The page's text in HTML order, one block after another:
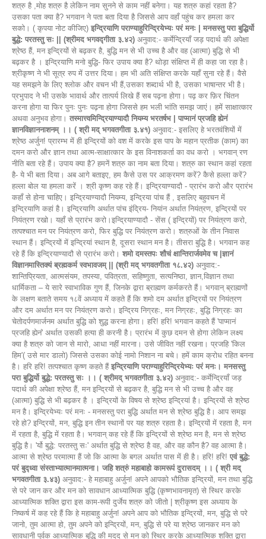
शत्रु है ,मोह शत्रु है लेकिन नाम सुनने से काम नहीं बनेगा। यह शत्रु कहां रहता है?
उसका पता क्या है? भगवान ने पता बता दिया है जिससे आप वहाँ पहुंच कर हमला कर
सको। ( कृपया नोट कीजिए) इन्द्रियाणि पराण्याहुरिन्द्रियेभ्यः परं मनः | मनसस्तु परा बुद्धिर्यो
बुद्धे: परतस्तु सः || (श्रीमद भगवद्गीता ३.४२) अनुवाद:- कर्मेन्द्रियाँ जड़ पदार्थ की अपेक्षा
श्रेष्ठ हैं, मन इन्द्रियों से बढ़कर है, बुद्धि मन से भी उच्च है और वह (आत्मा) बुद्धि से भी
बढ़कर है । इन्द्रियाणि मनो बुद्धि- फिर उपाय क्या है? थोड़ा संक्षिप्त में ही कहा जा रहा है।
श्रीकृष्ण ने भी सूत्र रुप में उत्तर दिया। हम भी अति संक्षिप्त करके यहाँ सुना रहे हैं। वैसे
यह समझने के लिए श्लोक और वचन भी हैं,उसका शब्दार्थ भी है, उसका भाषान्तर भी है।
प्रभुपाद ने भी उसके भावार्थ और तात्पर्य लिखे हैं सब पढ़ना होगा। पढ़ कर फ़िर चिंतन
करना होगा या फिर पुनः पुनः पढ़ना होगा जिससे हम भली भांति समझ जाएं। हमें साक्षात्कार
अथवा अनुभव होगा। तस्मात्त्वमिन्द्रियाण्यादौ नियम्य भरतर्षभ | पाप्मानं प्रजहि ह्येनं
ज्ञानविज्ञाननाशनम् ।। ( श्री मद् भगवतगीता ३.४१) अनुवाद:- इसलिए हे भरतवंशियों में
श्रेष्ठ अर्जुन! प्रारम्भ में ही इन्द्रियों को वश में करके इस पाप के महान प्रतीक (काम) का
दमन करो और ज्ञान तथा आत्म-साक्षात्कार के इस विनाशकर्ता का वध करो । भगवान् रण
नीति बता रहे हैं। उपाय क्या है? हमनें शत्रु का नाम बता दिया। शत्रु का स्थान कहां रहता
है- ये भी बता दिया। अब आगे बताइए, हम कैसे उस पर आक्रमण करें? कैसे हल्ला करें?
हल्ला बोल या हमला करें । श्री कृष्ण कह रहे हैं। इन्द्रियाण्यादौ - प्रारंभ करो और प्रारंभ
कहाँ से होना चाहिए। इन्द्रियाण्यादौ नियम्य, इन्द्रिया पांच हैं , इसलिए बहुवचन में
इन्द्रियाणि कहां है। इन्द्रियाणि अर्थात पांच इंद्रिय- नियांन अर्थात नियंत्रण, इन्द्रियों पर
नियंत्रण रखो। यहाँ से प्रारंभ करो।इन्द्रियाण्यादौ - सेंस ( इन्द्रियों) पर नियंत्रण करो,
तत्पश्चात मन पर नियंत्रण करो, फिर बुद्धि पर नियंत्रण करो। शत्रुओं के तीन निवास
स्थान हैं। इन्द्रियों में इन्द्रियां स्थान है, दूसरा स्थान मन है। तीसरा बुद्धि है। भगवान कह
रहे हैं कि इन्द्रियाण्यादौ से प्रारंभ करो। शमो दमस्तपः शौचं क्षान्तिरार्जवमेव च |ज्ञानं
विज्ञानमास्तिक्यं ब्रह्मकर्म स्वभावजम् || (श्री मद् भगवतगीता १८.४२) अनुवाद:-
शान्तिप्रियता, आत्मसंयम, तपस्या, पवित्रता, सहिष्णुता, सत्यनिष्ठा, ज्ञान,विज्ञान तथा
धार्मिकता – ये सारे स्वाभाविक गुण हैं, जिनके द्वारा ब्राह्मण कर्मकरते हैं। भगवान् ब्राह्मणों
के लक्षण बताते समय १८वें अध्याय में कहते हैं कि शमो दम अर्थात इन्द्रियों पर नियंत्रण
और दम अर्थात मन पर नियंत्रण करो। इन्द्रिय निग्रहः, मन निग्रहः, बुद्धि निग्रहः का
चेतोदर्पणमार्जनम अर्थात बुद्धि को शुद्ध करना होगा। हरि! हरि! भगवान कहते हैं 'पाप्मानं
प्रजहि ह्येनं' अर्थात उसकी हत्या ही करनी है। प्रारंभ में कुछ दमन से होगा लेकिन लक्ष्य
क्या है शत्रु को जान से मारो, आधा नहीं मारना। उसे जीवित नहीं रखना। प्रजहि 'किल
हिम'( उसे मार डालो) जिससे उसका कोई नामो निशान ना बचे। हमें काम क्रोध रहित बनना
है। हरि हरि! तत्पश्चात कृष्ण कहते हैं इन्द्रियाणि पराण्याहुरिन्द्रियेभ्यः परं मनः। मनसस्तु
परा बुद्धिर्यो बुद्धे: परतस्तु सः ।। ( श्रीमद् भगवतगीता ३.४२) अनुवाद:- कर्मेन्द्रियाँ जड़
पदार्थ की अपेक्षा श्रेष्ठ हैं, मन इन्द्रियों से बढ़कर है, बुद्धि मन से भी उच्च है और वह
(आत्मा) बुद्धि से भी बढ़कर है । इन्द्रियों के विषय से श्रेष्ठ इन्द्रियां है। इन्द्रियों से श्रेष्ठ
मन है। इन्द्रियेभ्यः परं मनः - मनसस्तु परा बुद्धि अर्थात मन से श्रेष्ठ बुद्धि है। आप समझ
रहे हो? इन्द्रियों, मन, बुद्धि इन तीन स्थानों पर यह शत्रु रहता है। इन्द्रियों में रहता है, मन
में रहता है, बुद्धि में रहता है। भगवान् कह रहे हैं कि इन्द्रियों से श्रेष्ठ मन है, मन से श्रेष्ठ
बुद्धि है। 'र्यो बुद्धे: परतस्तु सः' अर्थात बुद्धि से श्रेष्ठ है वह, और वह कौन है? वह आत्मा है।
आत्मा से श्रेष्ठ परमात्मा हैं जो कि आत्मा के बगल अर्थात पास में ही है। हरि! हरि! एवं बुद्धे:
परं बुद्ध्वा संस्ताभ्यात्मानमात्मना। जहि शत्रुं महाबाहो कामरूपं दुरासदम् ।। ( श्री मद्
भगवतगीता ३.४३) अनुवाद:- हे महाबाहु अर्जुन! अपने आपको भौतिक इन्द्रियों, मन तथा बुद्धि
से परे जान कर और मन को सावधान आध्यात्मिक बुद्धि (कृष्णभावनामृत) से स्थिर करके
आध्यात्मिक शक्ति द्वारा इस काम-रूपी दुर्जेय शत्रु को जीतो | श्रीकृष्ण इस अध्याय के
निष्कर्ष में कह रहे हैं कि हे महाबाहु अर्जुन! अपने आप को भौतिक इन्द्रियों, मन, बुद्धि से परे
जानो, तुम आत्मा हो, तुम अपने को इन्द्रियों, मन, बुद्धि से परे या श्रेष्ठ जानकर मन को
सावधानी पूर्वक आध्यात्मिक बुद्धि की मदद से मन को स्थिर करके आध्यात्मिक शक्ति द्वारा